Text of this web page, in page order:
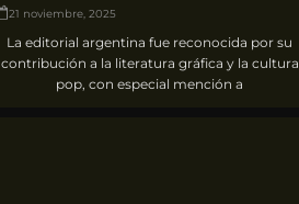
21 noviembre, 2025
La editorial argentina fue reconocida por su
contribución a la literatura gráfica y la cultura
pop, con especial mención a